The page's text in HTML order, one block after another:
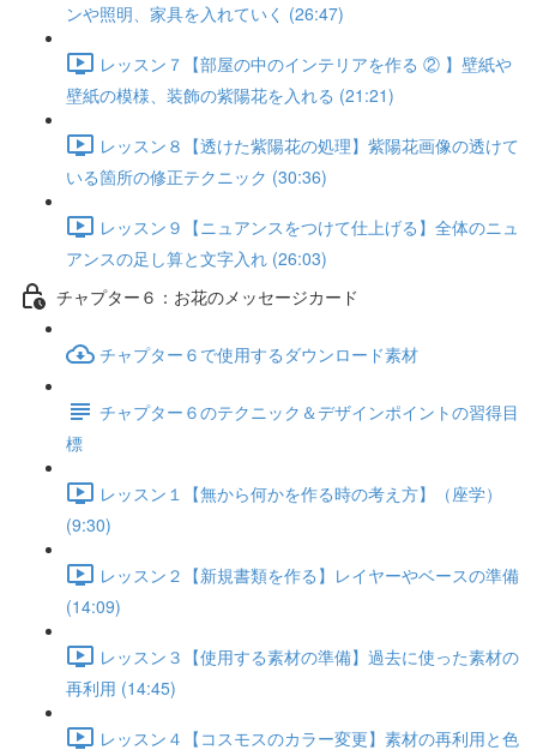
ンや照明、家具を入れていく (26:47)
レッスン７【部屋の中のインテリアを作る ② 】壁紙や
壁紙の模様、装飾の紫陽花を入れる (21:21)
レッスン８【透けた紫陽花の処理】紫陽花画像の透けて
いる箇所の修正テクニック (30:36)
レッスン９【ニュアンスをつけて仕上げる】全体のニュ
アンスの足し算と文字入れ (26:03)
チャプター６：お花のメッセージカード
チャプター６で使用するダウンロード素材
チャプター６のテクニック＆デザインポイントの習得目
標
レッスン１【無から何かを作る時の考え方】（座学）
(9:30)
レッスン２【新規書類を作る】レイヤーやベースの準備
(14:09)
レッスン３【使用する素材の準備】過去に使った素材の
再利用 (14:45)
レッスン４【コスモスのカラー変更】素材の再利用と色